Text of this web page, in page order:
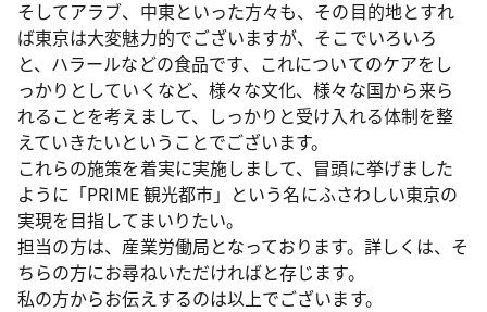
そしてアラブ、中東といった方々も、その目的地とすれ
ば東京は大変魅力的でございますが、そこでいろいろ
と、ハラールなどの食品です、これについてのケアをし
っかりとしていくなど、様々な文化、様々な国から来ら
れることを考えまして、しっかりと受け入れる体制を整
えていきたいということでございます。
これらの施策を着実に実施しまして、冒頭に挙げました
ように「PRIME 観光都市」という名にふさわしい東京の
実現を目指してまいりたい。
担当の方は、産業労働局となっております。詳しくは、そ
ちらの方にお尋ねいただければと存じます。
私の方からお伝えするのは以上でございます。